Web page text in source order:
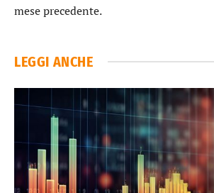
mese precedente.
LEGGI ANCHE